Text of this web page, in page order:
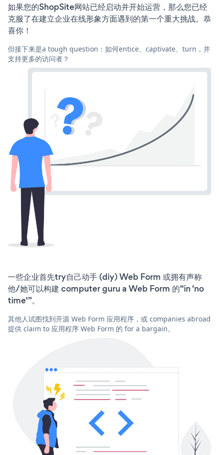
如果您的ShopSite网站已经启动并开始运营，那么您已经
克服了在建立企业在线形象方面遇到的第一个重大挑战。恭
喜你！
但接下来是a tough question：如何entice、captivate、turn，并
支持更多的访问者？
一些企业首先try自己动手 (diy) Web Form 或拥有声称
他/她可以构建 computer guru a Web Form 的“in 'no
time'”。
其他人试图找到开源 Web Form 应用程序，或 companies abroad
提供 claim to 应用程序 Web Form 的 for a bargain。